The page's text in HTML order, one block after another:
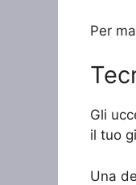
Per
Gli
il tuo
Una